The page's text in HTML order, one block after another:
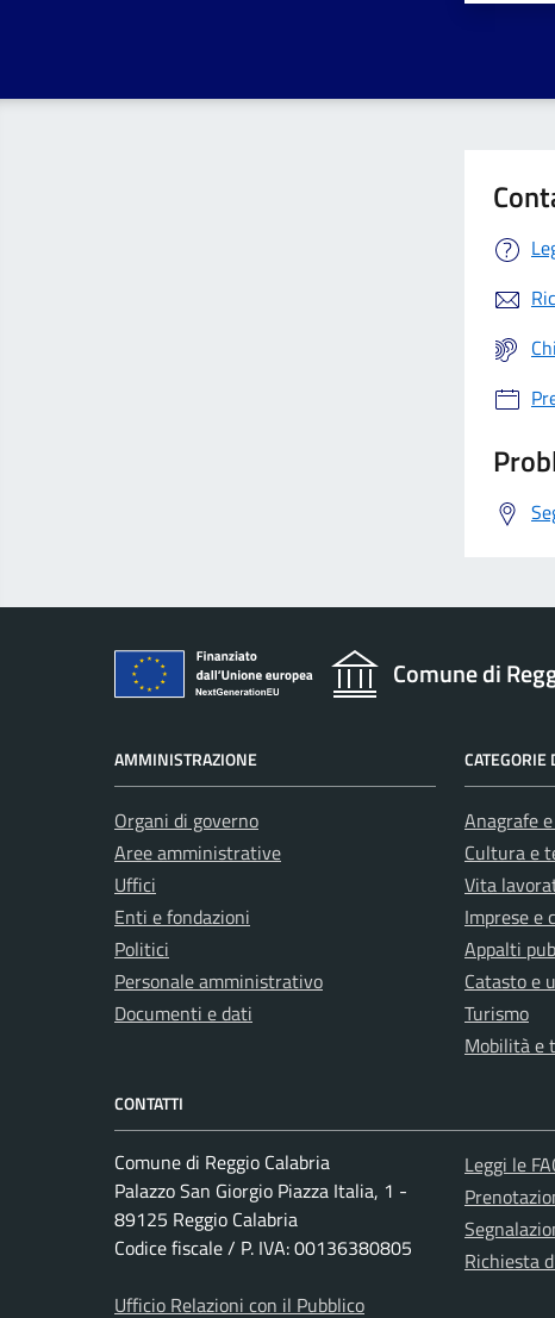
Comune di
AMMINISTRAZIONE
Organi di governo
Aree amministrative
Uffici
Enti e fondazioni
Politici
Personale amministrativo
Documenti e dati
CATEGORIE
Anagrafe
Cultura e
Vita
Imprese e
Appalti
Catasto e
Turismo
Mobilità e
CONTATTI
Comune di Reggio Calabria
Palazzo San Giorgio Piazza Italia, 1 -
89125 Reggio Calabria
Codice fiscale / P. IVA: 00136380805
Ufficio Relazioni con il Pubblico
Leggi le
Richiesta